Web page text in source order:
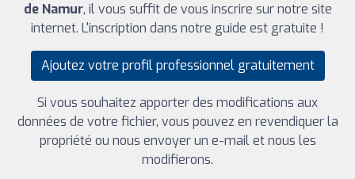
de Namur, il vous suffit de vous inscrire sur notre site
internet. L'inscription dans notre guide est gratuite !
Ajoutez votre profil professionnel gratuitement
Si vous souhaitez apporter des modifications aux
données de votre fichier, vous pouvez en revendiquer la
propriété ou nous envoyer un e-mail et nous les
modifierons.